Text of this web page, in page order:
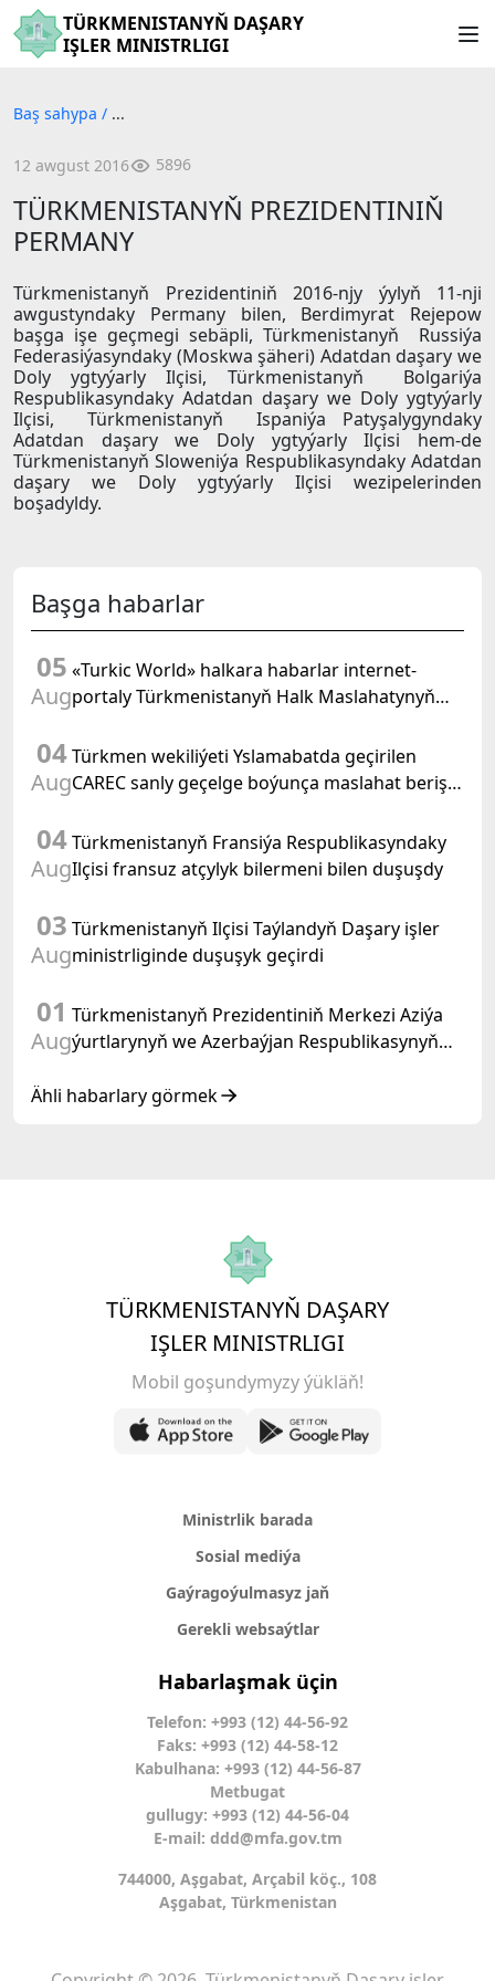
TÜRKMENISTANYŇ DAŞARY
IŞLER MINISTRLIGI
Baş sahypa / ...
12 awgust 2016 5896
TÜRKMENISTANYŇ PREZIDENTINIŇ
PERMANY
Türkmenistanyň Prezidentiniň 2016-njy ýylyň 11-nji
awgustyndaky Permany bilen, Berdimyrat Rejepow
başga işe geçmegi sebäpli, Türkmenistanyň Russiýa
Federasiýasyndaky (Moskwa şäheri) Adatdan daşary we
Doly ygtyýarly Ilçisi, Türkmenistanyň Bolgariýa
Respublikasyndaky Adatdan daşary we Doly ygtyýarly
Ilçisi, Türkmenistanyň Ispaniýa Patyşalygyndaky
Adatdan daşary we Doly ygtyýarly Ilçisi hem-de
Türkmenistanyň Sloweniýa Respublikasyndaky Adatdan
daşary we Doly ygtyýarly Ilçisi wezipelerinden
boşadyldy.
Başga habarlar
05
Aug
«Turkic World» halkara habarlar internet-
portaly Türkmenistanyň Halk Maslahatynyň
beýan eder
04
Aug
Türkmen wekiliýeti Yslamabatda geçirilen
CAREC sanly geçelge boýunça maslahat beriş
04
Aug
Türkmenistanyň Fransiýa Respublikasyndaky
Ilçisi fransuz atçylyk bilermeni bilen duşuşdy
03
Aug
Türkmenistanyň Ilçisi Taýlandyň Daşary işler
ministrliginde duşuşyk geçirdi
01
Aug
Türkmenistanyň Prezidentiniň Merkezi Aziýa
ýurtlarynyň we Azerbaýjan Respublikasynyň
duşuşygyndaky ÇYKYŞY
Ähli habarlary görmek
TÜRKMENISTANYŇ DAŞARY
IŞLER MINISTRLIGI
Mobil goşundymyzy ýükläň!
Ministrlik barada
Sosial mediýa
Gaýragoýulmasyz jaň
Gerekli websaýtlar
Habarlaşmak üçin
Telefon: +993 (12) 44-56-92
Faks: +993 (12) 44-58-12
Kabulhana: +993 (12) 44-56-87
Metbugat
gullugy: +993 (12) 44-56-04
E-mail: ddd@mfa.gov.tm
744000, Aşgabat, Arçabil köç., 108
Aşgabat, Türkmenistan